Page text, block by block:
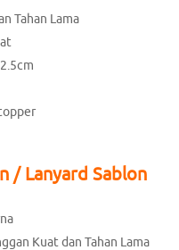
Tahan Lama
/ Lanyard Sablon
Kuat dan Tahan Lama